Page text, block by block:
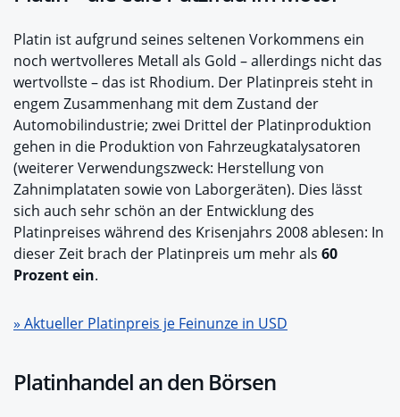
Platin ist aufgrund seines seltenen Vorkommens ein
noch wertvolleres Metall als Gold – allerdings nicht das
wertvollste – das ist Rhodium. Der Platinpreis steht in
engem Zusammenhang mit dem Zustand der
Automobilindustrie; zwei Drittel der Platinproduktion
gehen in die Produktion von Fahrzeugkatalysatoren
(weiterer Verwendungszweck: Herstellung von
Zahnimplataten sowie von Laborgeräten). Dies lässt
sich auch sehr schön an der Entwicklung des
Platinpreises während des Krisenjahrs 2008 ablesen: In
dieser Zeit brach der Platinpreis um mehr als 60
Prozent ein.
» Aktueller Platinpreis je Feinunze in USD
Platinhandel an den Börsen